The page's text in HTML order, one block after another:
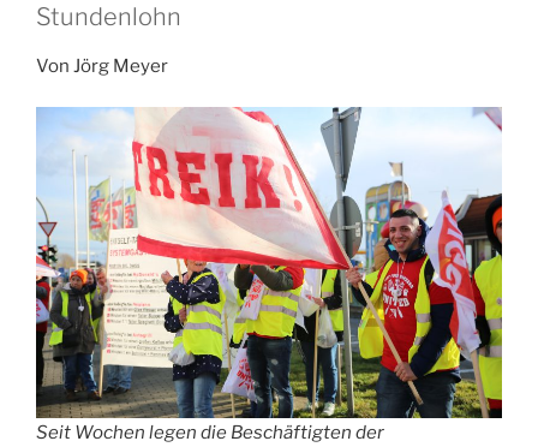
Stundenlohn
Von Jörg Meyer
Seit Wochen legen die Beschäftigten der